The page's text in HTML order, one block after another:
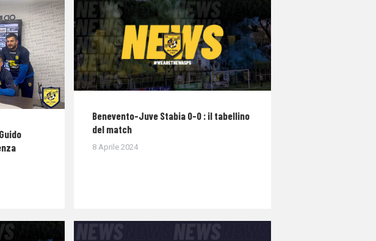
Benevento-Juve Stabia 0-0 : il tabellino
del match
8 Aprile 2024